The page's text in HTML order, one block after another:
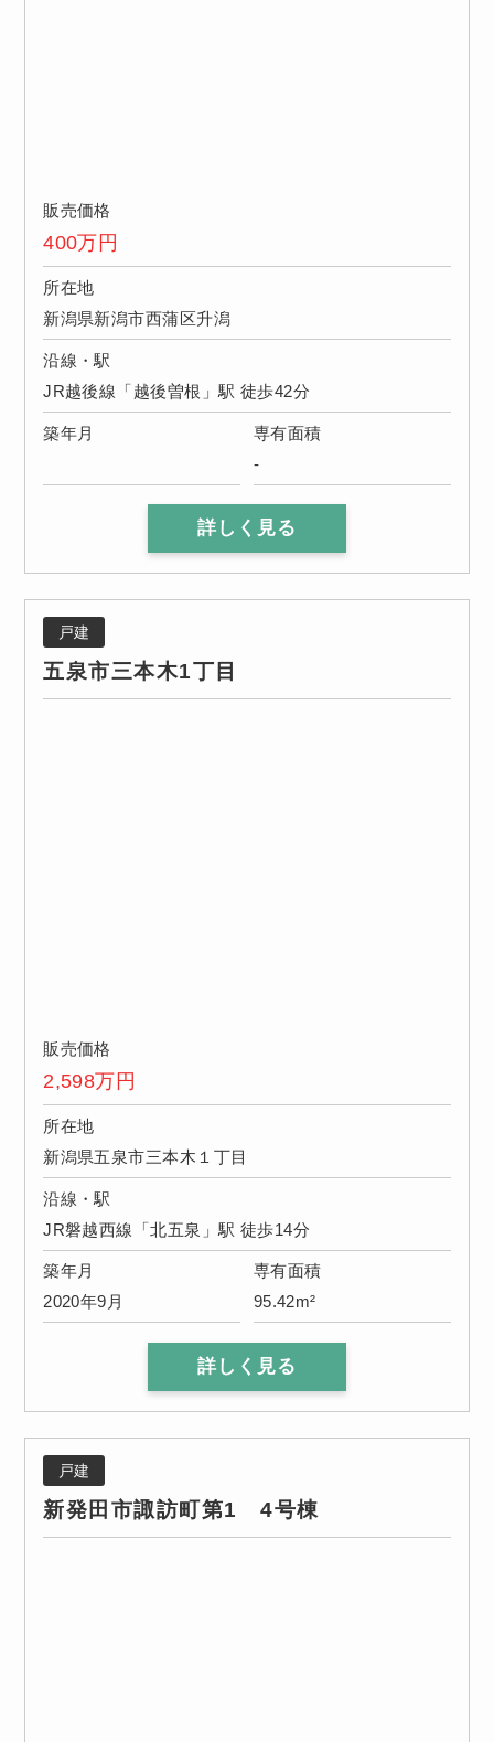
販売価格
400万円
所在地
新潟県新潟市西蒲区升潟
沿線・駅
JR越後線「越後曽根」駅 徒歩42分
築年月
専有面積
-
詳しく見る
戸建
五泉市三本木1丁目
販売価格
2,598万円
所在地
新潟県五泉市三本木１丁目
沿線・駅
JR磐越西線「北五泉」駅 徒歩14分
築年月
2020年9月
専有面積
95.42m²
詳しく見る
戸建
新発田市諏訪町第1 4号棟